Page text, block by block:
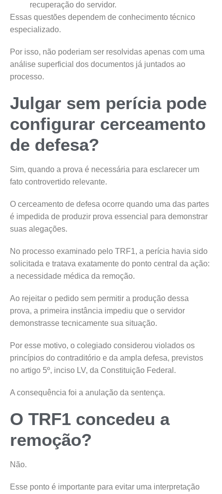
recuperação do servidor.
Essas questões dependem de conhecimento técnico
especializado.
Por isso, não poderiam ser resolvidas apenas com uma
análise superficial dos documentos já juntados ao
processo.
Julgar sem perícia pode
configurar cerceamento
de defesa?
Sim, quando a prova é necessária para esclarecer um
fato controvertido relevante.
O cerceamento de defesa ocorre quando uma das partes
é impedida de produzir prova essencial para demonstrar
suas alegações.
No processo examinado pelo TRF1, a perícia havia sido
solicitada e tratava exatamente do ponto central da ação:
a necessidade médica da remoção.
Ao rejeitar o pedido sem permitir a produção dessa
prova, a primeira instância impediu que o servidor
demonstrasse tecnicamente sua situação.
Por esse motivo, o colegiado considerou violados os
princípios do contraditório e da ampla defesa, previstos
no artigo 5º, inciso LV, da Constituição Federal.
A consequência foi a anulação da sentença.
O TRF1 concedeu a
remoção?
Não.
Esse ponto é importante para evitar uma interpretação